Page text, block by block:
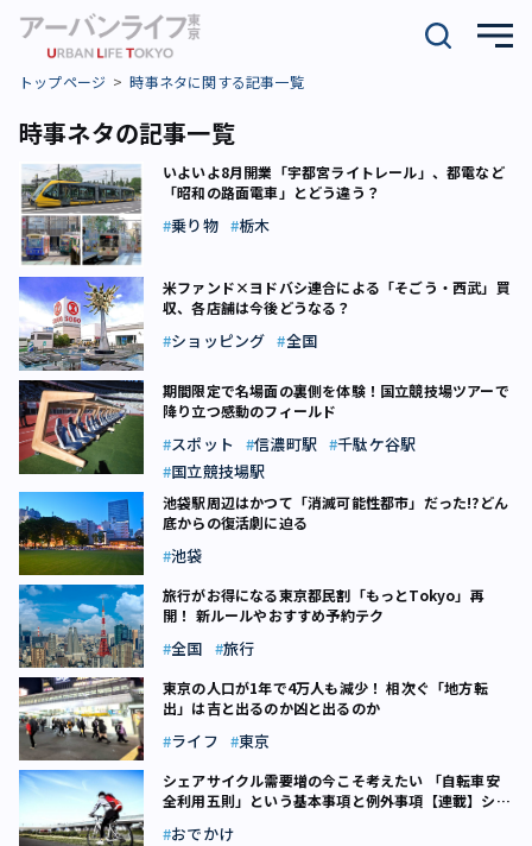
トップページ 時事ネタに関する記事一覧
時事ネタの記事一覧
いよいよ8月開業「宇都宮ライトレール」、都電など
「昭和の路面電車」とどう違う？
乗り物 栃木
米ファンド×ヨドバシ連合による「そごう・西武」買
収、各店舗は今後どうなる？
ショッピング 全国
期間限定で名場面の裏側を体験！国立競技場ツアーで
降り立つ感動のフィールド
スポット 信濃町駅
千駄ケ谷駅
国立競技場駅
池袋駅周辺はかつて「消滅可能性都市」だった!?どん
底からの復活劇に迫る
池袋
旅行がお得になる東京都民割「もっとTokyo」再
開！ 新ルールやおすすめ予約テク
全国 旅行
東京の人口が1年で4万人も減少！ 相次ぐ「地方転
出」は吉と出るのか凶と出るのか
ライフ 東京
シェアサイクル需要増の今こそ考えたい 「自転車安
全利用五則」という基本事項と例外事項【連載】シェ
おでかけ